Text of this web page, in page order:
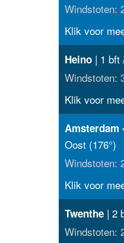
Windstoten:
Klik voor
Heino| 1 bft
Windstoten:
Klik voor
Amsterdam
Oost (176°)
Windstoten:
Klik voor
Twenthe| 2
Windstoten: